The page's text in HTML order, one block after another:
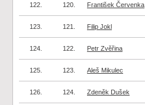
122. 120. František Červenka
123. 121. Filip Jokl
124. 122. Petr Zvěřina
125. 123. Aleš Mikulec
126. 124. Zdeněk Dušek